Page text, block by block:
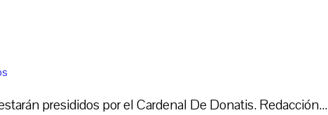
presididos por el Cardenal De Donatis. Redacción...